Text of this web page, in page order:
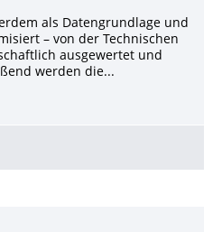
als Datengrundlage und
– von der Technischen
ausgewertet und
werden die...